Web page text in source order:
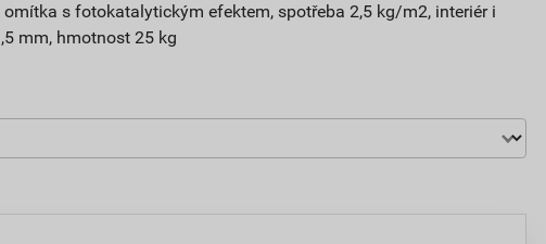
s fotokatalytickým efektem, spotřeba 2,5 kg/m2, interiér i
mm, hmotnost 25 kg